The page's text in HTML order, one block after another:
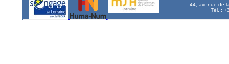
44, avenue de
Tél. :